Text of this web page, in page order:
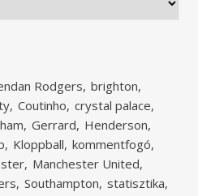
Rodgers brighton
Coutinho crystal palace
Gerrard Henderson
Kloppball kommentfogó
Manchester United
Southampton statisztika